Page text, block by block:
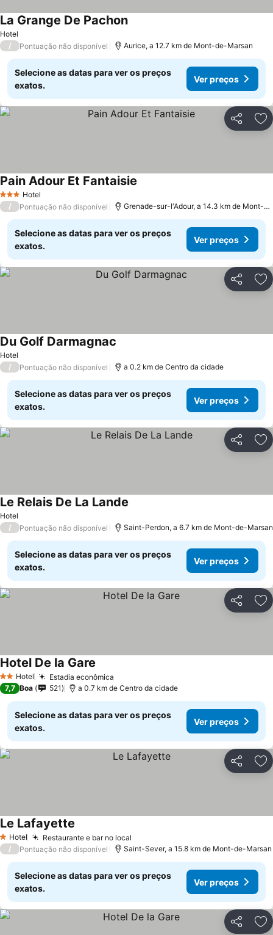
Hotel
La Grange De PachonVer preços
/ Pontuação não disponível Aurice, a 12.7 km de Mont-de-Marsan
Selecione as datas para ver os preços
exatos.
Ver preços
Partilhar
3 EstrelasHotel
Pain Adour Et Fantaisie
/ Pontuação não disponível Grenade-sur-l'Adour, a 14.3 km de Mont-
Selecione as datas para ver os preços
exatos.
Ver preços
Partilhar
Hotel
Du Golf Darmagnac
/ Pontuação não disponível a 0.2 km de Centro da cidade
Selecione as datas para ver os preços
exatos.
Ver preços
Partilhar
Hotel
Le Relais De La Lande
/ Pontuação não disponível Saint-Perdon, a 6.7 km de Mont-de-Marsan
Selecione as datas para ver os preços
exatos.
Ver preços
Partilhar
2 Estrelas
Hotel Estadia econômica
Hotel De la Gare
7,7 Boa 521 a 0.7 km de Centro da cidade
Selecione as datas para ver os preços
exatos.
Ver preços
Partilhar
1 Estrelas
Hotel Restaurante e bar no local
Le Lafayette
/ Pontuação não disponível Saint-Sever, a 15.8 km de Mont-de-Marsan
Selecione as datas para ver os preços
exatos.
Ver preços
Partilhar